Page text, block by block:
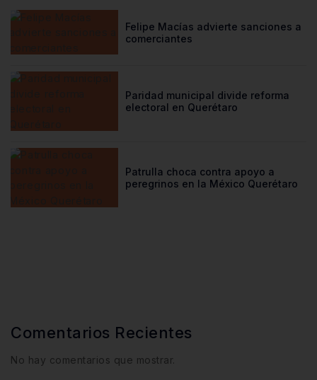
Felipe Macías advierte sanciones a
comerciantes
Paridad municipal divide reforma
electoral en Querétaro
Patrulla choca contra apoyo a
peregrinos en la México Querétaro
Comentarios Recientes
No hay comentarios que mostrar.